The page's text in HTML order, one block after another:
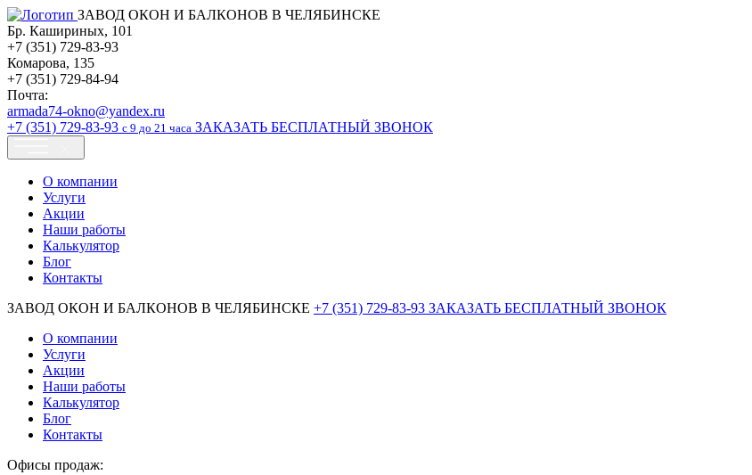
ЗАВОД ОКОН И БАЛКОНОВ В ЧЕЛЯБИНСКЕ
Бр. Кашириных, 101
+7 (351) 729-83-93
Комарова, 135
+7 (351) 729-84-94
Почта:
armada74-okno@yandex.ru
+7 (351) 729-83-93 c 9 до 21 часа ЗАКАЗАТЬ БЕСПЛАТНЫЙ ЗВОНОК
О компании
Услуги
Акции
Наши работы
Калькулятор
Блог
Контакты
ЗАВОД ОКОН И БАЛКОНОВ В ЧЕЛЯБИНСКЕ +7 (351) 729-83-93 ЗАКАЗАТЬ БЕСПЛАТНЫЙ ЗВОНОК
О компании
Услуги
Акции
Наши работы
Калькулятор
Блог
Контакты
Офисы продаж: